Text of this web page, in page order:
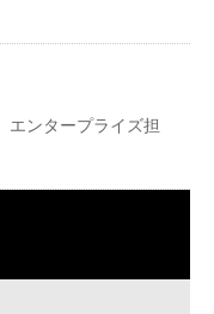
エンタープライズ担